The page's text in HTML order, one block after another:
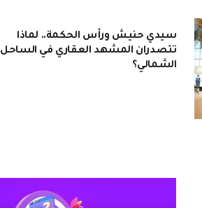
سيدي حنيش ورأس الحكمة.. لماذا
تتصدران المشهد العقاري في الساحل
الشمالي؟